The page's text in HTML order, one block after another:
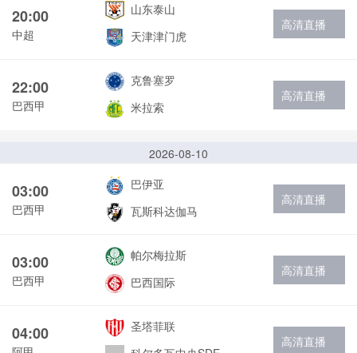
20:00
中超
山东泰山
天津津门虎
高清直播
22:00
巴西甲
克鲁塞罗
米拉索
高清直播
2026-08-10
03:00
巴西甲
巴伊亚
瓦斯科达伽马
高清直播
03:00
巴西甲
帕尔梅拉斯
巴西国际
高清直播
04:00
圣塔菲联
高清直播